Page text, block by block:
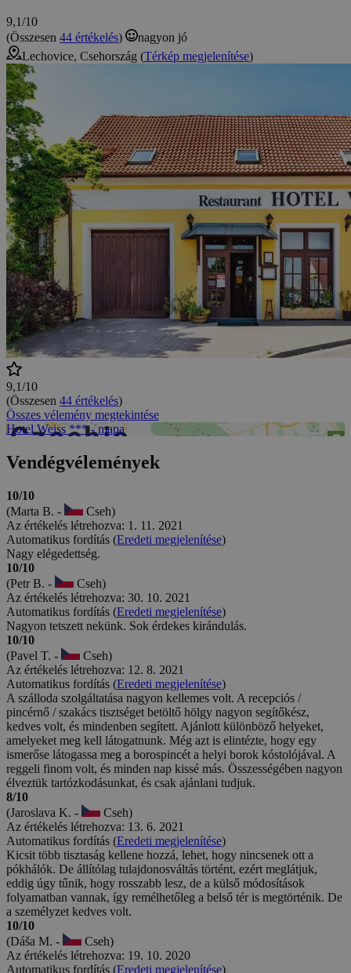
9,1/10
(Összesen 44 értékelés)
nagyon jó
Lechovice, Csehország (Térkép megjelenítése)
9,1/10
(Összesen 44 értékelés)
Összes vélemény megtekintése
Hotel Weiss *** - mapa
Vendégvélemények
10/10
(Marta B. -
Cseh)
Az értékelés létrehozva: 1. 11. 2021
Automatikus fordítás (Eredeti megjelenítése)
Nagy elégedettség.
10/10
(Petr B. -
Cseh)
Az értékelés létrehozva: 30. 10. 2021
Automatikus fordítás (Eredeti megjelenítése)
Nagyon tetszett nekünk. Sok érdekes kirándulás.
10/10
(Pavel T. -
Cseh)
Az értékelés létrehozva: 12. 8. 2021
Automatikus fordítás (Eredeti megjelenítése)
A szálloda szolgáltatása nagyon kellemes volt. A recepciós /
pincérnő / szakács tisztséget betöltő hölgy nagyon segítőkész,
kedves volt, és mindenben segített. Ajánlott különböző helyeket,
amelyeket meg kell látogatnunk. Még azt is elintézte, hogy egy
ismerőse látogassa meg a borospincét a helyi borok kóstolójával. A
reggeli finom volt, és minden nap kissé más. Összességében nagyon
élveztük tartózkodásunkat, és csak ajánlani tudjuk.
8/10
(Jaroslava K. -
Cseh)
Az értékelés létrehozva: 13. 6. 2021
Automatikus fordítás (Eredeti megjelenítése)
Kicsit több tisztaság kellene hozzá, lehet, hogy nincsenek ott a
pókhálók. De állítólag tulajdonosváltás történt, ezért meglátjuk,
eddig úgy tűnik, hogy rosszabb lesz, de a külső módosítások
folyamatban vannak, így remélhetőleg a belső tér is megtörténik. De
a személyzet kedves volt.
10/10
(Dáša M. -
Cseh)
Az értékelés létrehozva: 19. 10. 2020
Automatikus fordítás (Eredeti megjelenítése)